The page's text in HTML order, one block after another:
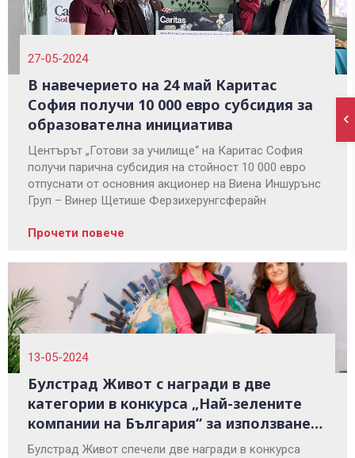
27-05-2024
В навечерието на 24 май Каритас
София получи 10 000 евро субсидия за
образователна инициатива
Центърът „Готови за училище“ на Каритас София
получи парична субсидия на стойност 10 000 евро
отпуснати от основния акционер на Виена Иншурънс
Груп – Винер Щетише Ферзихерунгсферайн
Прочети повече
13-05-2024
Булстрад Живот с награди в две
категории в конкурса „Най-зелените
компании на България“ за използване
на "зелена" електроенергия
Булстрад Живот спечели две награди в конкурса